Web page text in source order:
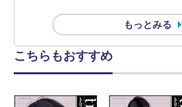
もっとみる
こちらもおすすめ